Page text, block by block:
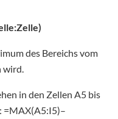
des Bereichs vom
in den Zellen A5 bis
=MAX(A5:I5)–